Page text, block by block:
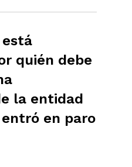
quién debe
la entidad
en paro